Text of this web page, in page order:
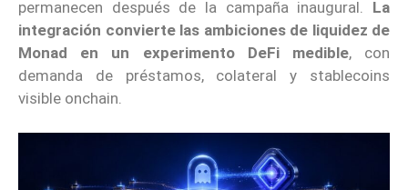
permanecen después de la campaña inaugural. La
integración convierte las ambiciones de liquidez de
Monad en un experimento DeFi medible, con
demanda de préstamos, colateral y stablecoins
visible onchain.